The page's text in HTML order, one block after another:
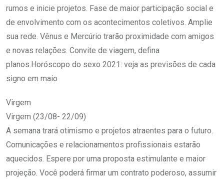
rumos e inicie projetos. Fase de maior participação social e
de envolvimento com os acontecimentos coletivos. Amplie
sua rede. Vênus e Mercúrio trarão proximidade com amigos
e novas relações. Convite de viagem, defina
planos.Horóscopo do sexo 2021: veja as previsões de cada
signo em maio
Virgem
Virgem (23/08- 22/09)
A semana trará otimismo e projetos atraentes para o futuro.
Comunicações e relacionamentos profissionais estarão
aquecidos. Espere por uma proposta estimulante e maior
projeção. Você poderá firmar um contrato poderoso, assumir